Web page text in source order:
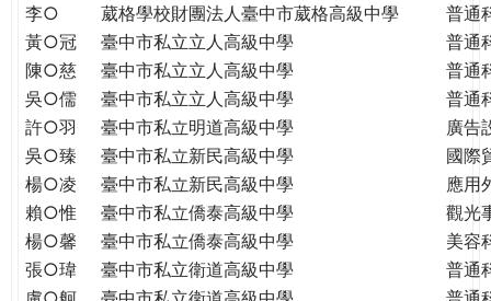
李○
葳格學校財團法人臺中市葳格高級中學
普通
黃○冠
臺中市私立立人高級中學
普通
陳○慈
臺中市私立立人高級中學
普通
吳○儒
臺中市私立立人高級中學
普通
許○羽
臺中市私立明道高級中學
廣告
吳○臻
臺中市私立新民高級中學
國際
楊○凌
臺中市私立新民高級中學
應用
賴○惟
臺中市私立僑泰高級中學
觀光
楊○馨
臺中市私立僑泰高級中學
美容
張○瑋
臺中市私立衛道高級中學
普通